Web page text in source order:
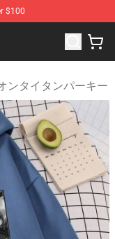
$100
On Titan
ンタイタンパーキー